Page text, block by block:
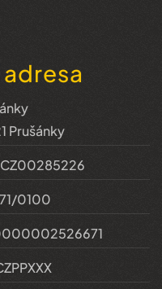
Prušánky
0100